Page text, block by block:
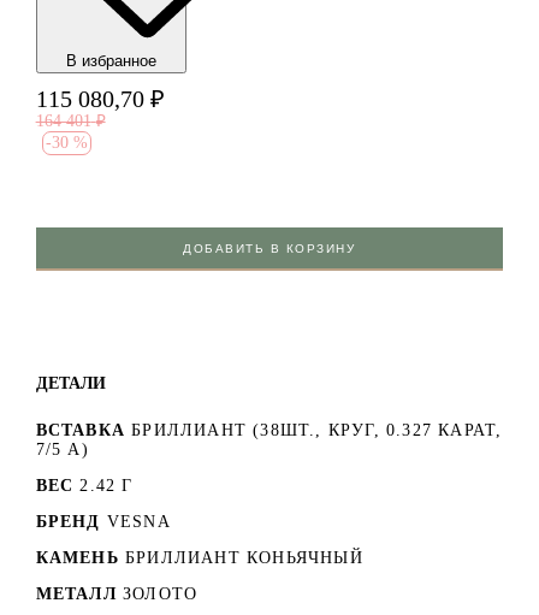
В избранноe
115 080,70 ₽
164 401 ₽
-30 %
ДОБАВИТЬ В КОРЗИНУ
ДЕТАЛИ
ВСТАВКА БРИЛЛИАНТ (38ШТ., КРУГ, 0.327 КАРАТ,
7/5 А)
ВЕС 2.42 Г
БРЕНД VESNA
КАМЕНЬ БРИЛЛИАНТ КОНЬЯЧНЫЙ
МЕТАЛЛ ЗОЛОТО